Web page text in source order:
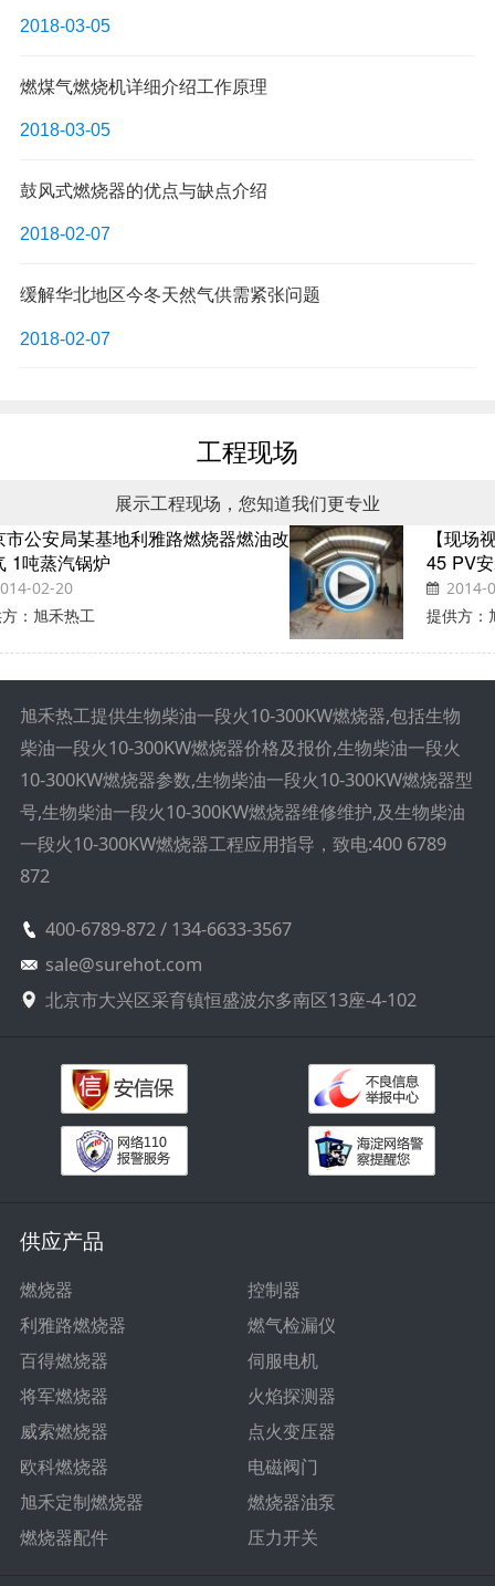
2018-03-05
燃煤气燃烧机详细介绍工作原理
2018-03-05
鼓风式燃烧器的优点与缺点介绍
2018-02-07
缓解华北地区今冬天然气供需紧张问题
2018-02-07
工程现场
展示工程现场，您知道我们更专业
北京市公安局某基地利雅路燃烧器燃油改
旭禾热工提供生物柴油一段火10-300KW燃烧器,包括生物
柴油一段火10-300KW燃烧器价格及报价,生物柴油一段火
10-300KW燃烧器参数,生物柴油一段火10-300KW燃烧器型
号,生物柴油一段火10-300KW燃烧器维修维护,及生物柴油
一段火10-300KW燃烧器工程应用指导，致电:400 6789
872
400-6789-872 / 134-6633-3567
sale@surehot.com
北京市大兴区采育镇恒盛波尔多南区13座-4-102
供应产品
燃烧器
利雅路燃烧器
百得燃烧器
将军燃烧器
威索燃烧器
欧科燃烧器
旭禾定制燃烧器
燃烧器配件
控制器
燃气检漏仪
伺服电机
火焰探测器
点火变压器
电磁阀门
燃烧器油泵
压力开关